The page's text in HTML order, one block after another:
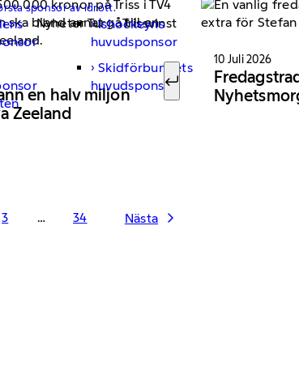
sponsor av idrott.
Ishockeyns
huvudsponsor
Skidförbundets
huvudsponsor
Sök efter:
Nyheter Tur Trissvinst
en halv miljon
Zeeland
10 Juli 2026
3 … 34 Nästa